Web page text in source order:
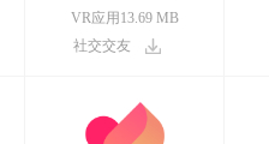
VR应用13.69 MB
社交交友